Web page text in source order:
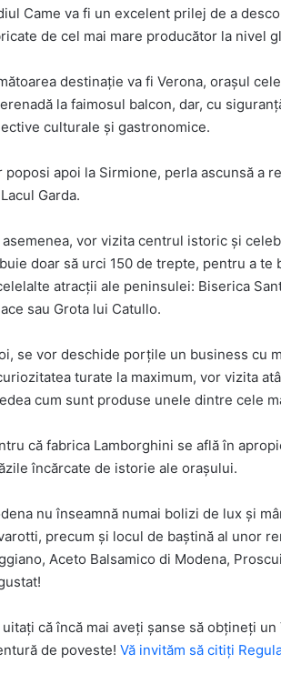
Came va fi un excelent prilej de a
de cel mai mare producător la nivel
destinație va fi Verona, orașul
la faimosul balcon, dar, cu
culturale și gastronomice.
poposi apoi la Sirmione, perla ascunsă a
Garda.
asemenea, vor vizita centrul istoric și
doar să urci 150 de trepte, pentru a te
atracții ale peninsulei: Biserica
sau Grota lui Catullo.
se vor deschide porțile un business cu
turate la maximum, vor vizita
cum sunt produse unele dintre cele
că fabrica Lamborghini se află în
încărcate de istorie ale orașului.
nu înseamnă numai bolizi de lux și
precum și locul de baștină al unor
Aceto Balsamico di Modena,
uitați că încă mai aveți șanse să obțineți
de poveste! Vă invităm să citiți